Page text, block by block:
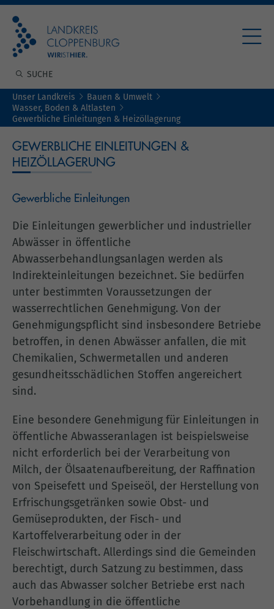
Unser Landkreis
Bauen & Umwelt
Wasser, Boden & Altlasten
Gewerbliche Einleitungen & Heizöllagerung
GEWERBLICHE EINLEITUNGEN &
HEIZÖLLAGERUNG
Gewerbliche Einleitungen
Die Einleitungen gewerblicher und industrieller
Abwässer in öffentliche
Abwasserbehandlungsanlagen werden als
Indirekteinleitungen bezeichnet. Sie bedürfen
unter bestimmten Voraussetzungen der
wasserrechtlichen Genehmigung. Von der
Genehmigungspflicht sind insbesondere Betriebe
betroffen, in denen Abwässer anfallen, die mit
Chemikalien, Schwermetallen und anderen
gesundheitsschädlichen Stoffen angereichert
sind.
Eine besondere Genehmigung für Einleitungen in
öffentliche Abwasseranlagen ist beispielsweise
nicht erforderlich bei der Verarbeitung von
Milch, der Ölsaatenaufbereitung, der Raffination
von Speisefett und Speiseöl, der Herstellung von
Erfrischungsgetränken sowie Obst- und
Gemüseprodukten, der Fisch- und
Kartoffelverarbeitung oder in der
Fleischwirtschaft. Allerdings sind die Gemeinden
berechtigt, durch Satzung zu bestimmen, dass
auch das Abwasser solcher Betriebe erst nach
Vorbehandlung in die öffentliche